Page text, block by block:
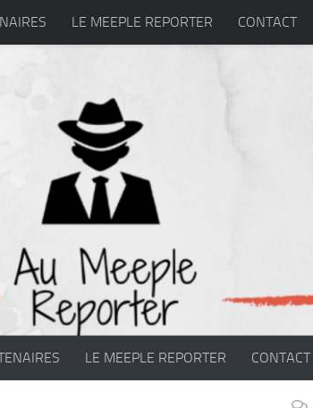
LE MEEPLE REPORTER CONTACT
LE MEEPLE REPORTER CONTACT